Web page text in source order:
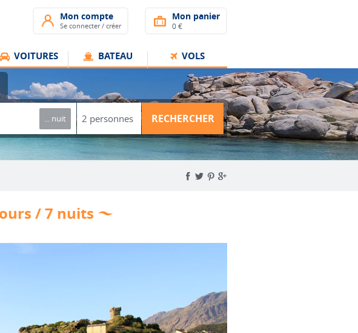
Mon compte
Se connecter / créer
Mon panier
0 €
VOITURES BATEAU VOLS
... nuit RECHERCHER
/ 7 nuits